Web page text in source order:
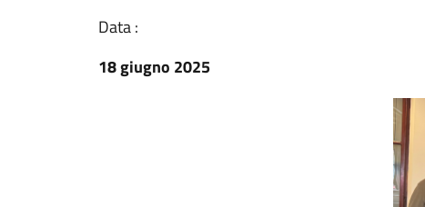
Data :
18 giugno 2025